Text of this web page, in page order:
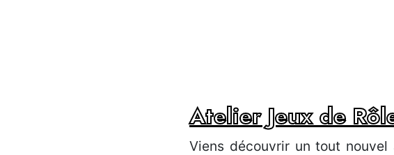
Atelier Jeux de
Viens découvrir un tout